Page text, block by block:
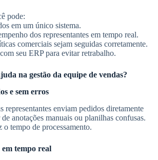
pode:
em um único sistema.
dos representantes em tempo real.
comerciais sejam seguidas corretamente.
seu ERP para evitar retrabalho.
na gestão da equipe de vendas?
e sem erros
representantes enviam pedidos diretamente
anotações manuais ou planilhas confusas.
o tempo de processamento.
tempo real